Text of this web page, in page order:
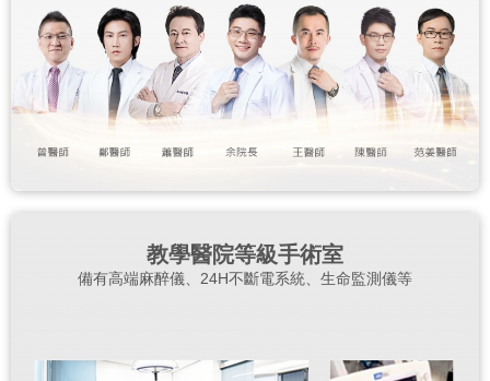
教學醫院等級手術室
備有高端麻醉儀、24H不斷電系統、生命監測儀等